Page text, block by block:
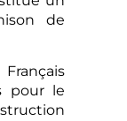
de
pour le